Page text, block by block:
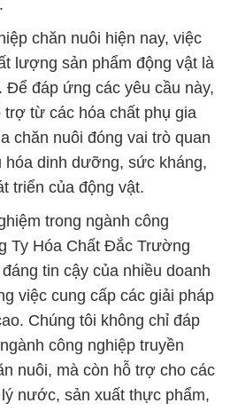
chăn nuôi hiện nay, việc
lượng sản phẩm động vật là
Để đáp ứng các yêu cầu này,
trợ từ các hóa chất phụ gia
chăn nuôi đóng vai trò quan
hóa dinh dưỡng, sức kháng,
triển của động vật.
trong ngành công
Ty Hóa Chất Đắc Trường
tin cậy của nhiều doanh
việc cung cấp các giải pháp
Chúng tôi không chỉ đáp
công nghiệp truyền
nuôi, mà còn hỗ trợ cho các
nước, sản xuất thực phẩm,